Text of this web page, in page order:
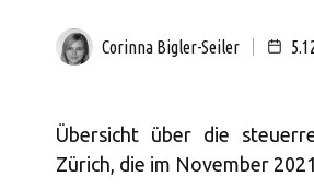
Corinna Bigler-Seiler
Übersicht über die
Zürich, die im November